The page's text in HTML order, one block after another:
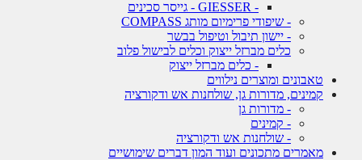
- שיפודי פרימיום מותג COMPASS
- יישון תיבול וטיפול בבשר
כלים מברזל ייצוק וכלים לבישול פלוב
- כלים מברזל ייצוק
טאבונים ומוצרים נילווים
קמינים, מדורות גן, שולחנות אש ודקורציה
- מדורות גן
- קמינים
- שולחנות אש ודקורציה
מאמרים מתכונים ועוד המון דברים שימושיים